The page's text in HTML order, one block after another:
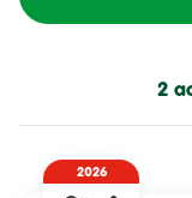
2
2026
Ontspanning
Taal